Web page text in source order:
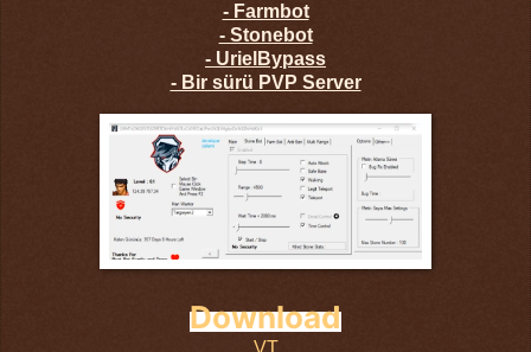
- Farmbot
- Stonebot
- UrielBypass
- Bir sürü PVP Server
Download
VT